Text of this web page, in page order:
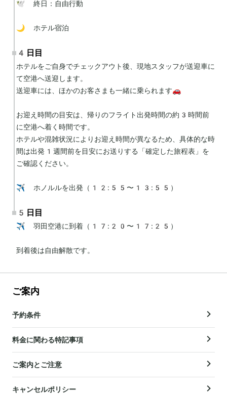
🕊 終日：自由行動
🌙 ホテル宿泊
4日目
ホテルをご自身でチェックアウト後、現地スタッフが送迎車に
て空港へ送迎します。
送迎車には、ほかのお客さまも一緒に乗られます🚗
お迎え時間の目安は、帰りのフライト出発時間の約3時間前
に空港へ着く時間です。
ホテルや混雑状況によりお迎え時間が異なるため、具体的な時
間は出発1週間前を目安にお送りする「確定した旅程表」を
ご確認ください。
✈️ ホノルルを出発（12:55〜13:55）
5日目
✈️ 羽田空港に到着（17:20〜17:25）
到着後は自由解散です。
ご案内
予約条件
料金に関わる特記事項
ご案内とご注意
キャンセルポリシー